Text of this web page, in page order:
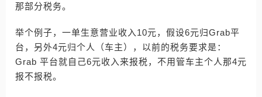
那部分税务。
举个例子，一单生意营业收入10元，假设6元归Grab平
台，另外4元归个人（车主），以前的税务要求是：
Grab 平台就自己6元收入来报税，不用管车主个人那4元
报不报税。